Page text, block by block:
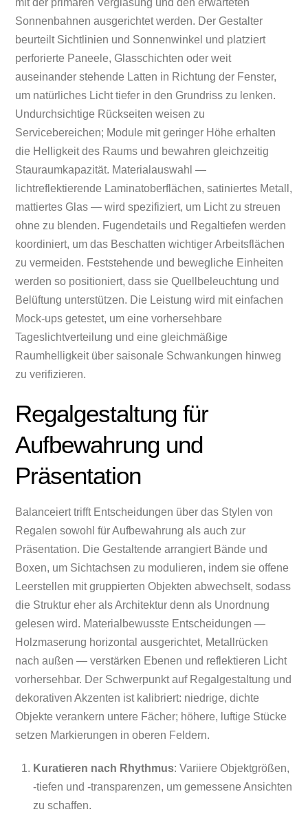
mit der primären Verglasung und den erwarteten
Sonnenbahnen ausgerichtet werden. Der Gestalter
beurteilt Sichtlinien und Sonnenwinkel und platziert
perforierte Paneele, Glasschichten oder weit
auseinander stehende Latten in Richtung der Fenster,
um natürliches Licht tiefer in den Grundriss zu lenken.
Undurchsichtige Rückseiten weisen zu
Servicebereichen; Module mit geringer Höhe erhalten
die Helligkeit des Raums und bewahren gleichzeitig
Stauraumkapazität. Materialauswahl —
lichtreflektierende Laminatoberflächen, satiniertes Metall,
mattiertes Glas — wird spezifiziert, um Licht zu streuen
ohne zu blenden. Fugendetails und Regaltiefen werden
koordiniert, um das Beschatten wichtiger Arbeitsflächen
zu vermeiden. Feststehende und bewegliche Einheiten
werden so positioniert, dass sie Quellbeleuchtung und
Belüftung unterstützen. Die Leistung wird mit einfachen
Mock-ups getestet, um eine vorhersehbare
Tageslichtverteilung und eine gleichmäßige
Raumhelligkeit über saisonale Schwankungen hinweg
zu verifizieren.
Regalgestaltung für
Aufbewahrung und
Präsentation
Balanceiert trifft Entscheidungen über das Stylen von
Regalen sowohl für Aufbewahrung als auch zur
Präsentation. Die Gestaltende arrangiert Bände und
Boxen, um Sichtachsen zu modulieren, indem sie offene
Leerstellen mit gruppierten Objekten abwechselt, sodass
die Struktur eher als Architektur denn als Unordnung
gelesen wird. Materialbewusste Entscheidungen —
Holzmaserung horizontal ausgerichtet, Metallrücken
nach außen — verstärken Ebenen und reflektieren Licht
vorhersehbar. Der Schwerpunkt auf Regalgestaltung und
dekorativen Akzenten ist kalibriert: niedrige, dichte
Objekte verankern untere Fächer; höhere, luftige Stücke
setzen Markierungen in oberen Feldern.
Kuratieren nach Rhythmus: Variiere Objektgrößen,
-tiefen und -transparenzen, um gemessene Ansichten
zu schaffen.